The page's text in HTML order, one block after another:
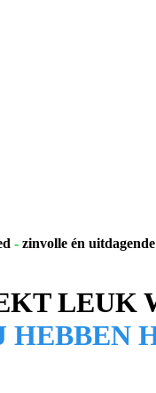
- zinvolle én
LEUK
HEBBEN